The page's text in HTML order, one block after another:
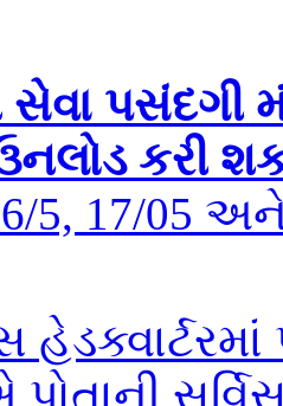
પસંદગી
કરી
5, 17/05